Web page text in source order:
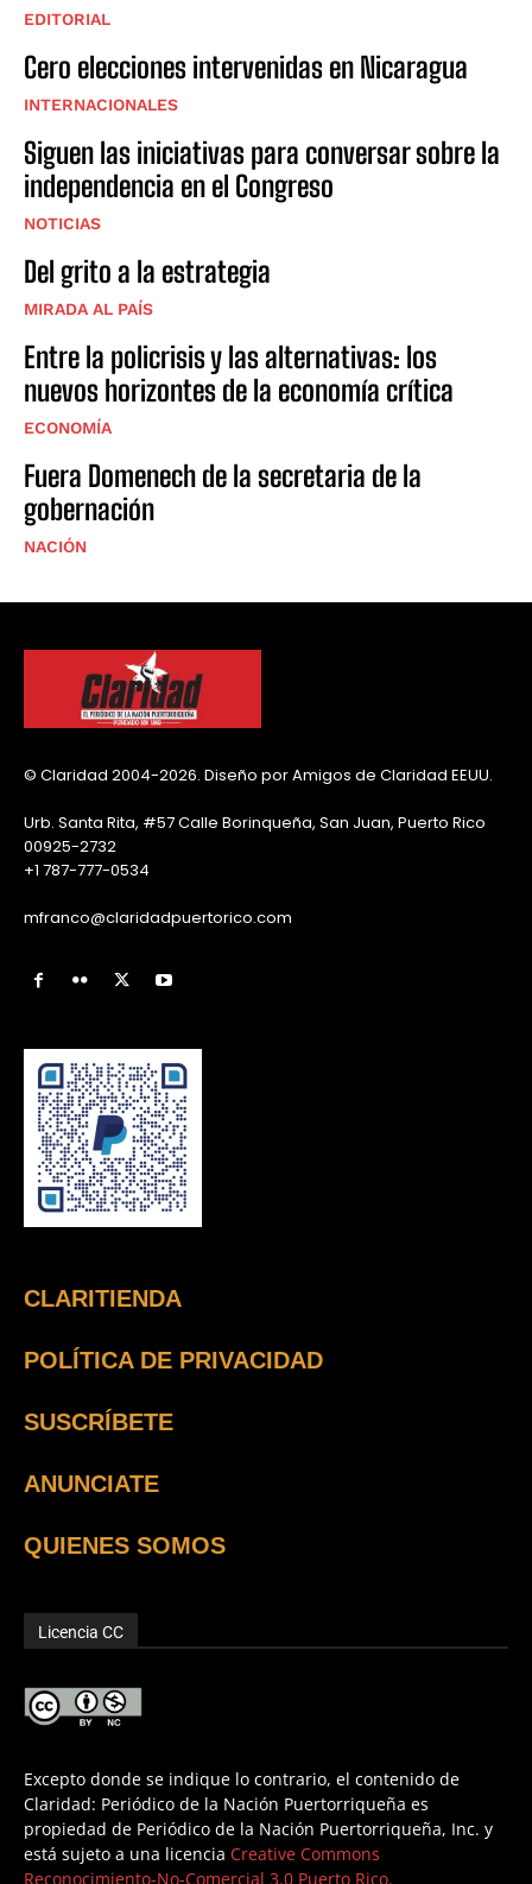
EDITORIAL
Cero elecciones intervenidas en Nicaragua
INTERNACIONALES
Siguen las iniciativas para conversar sobre la
independencia en el Congreso
NOTICIAS
Del grito a la estrategia
MIRADA AL PAÍS
Entre la policrisis y las alternativas: los
nuevos horizontes de la economía crítica
ECONOMÍA
Fuera Domenech de la secretaria de la
gobernación
NACIÓN
© Claridad 2004-2026. Diseño por Amigos de Claridad EEUU.
Urb. Santa Rita, #57 Calle Borinqueña, San Juan, Puerto Rico
00925-2732
+1 787-777-0534
mfranco@claridadpuertorico.com
CLARITIENDA
POLÍTICA DE PRIVACIDAD
SUSCRÍBETE
ANUNCIATE
QUIENES SOMOS
Licencia CC
Excepto donde se indique lo contrario, el contenido de
Claridad: Periódico de la Nación Puertorriqueña es
propiedad de Periódico de la Nación Puertorriqueña, Inc. y
está sujeto a una licencia Creative Commons
Reconocimiento-No-Comercial 3.0 Puerto Rico.